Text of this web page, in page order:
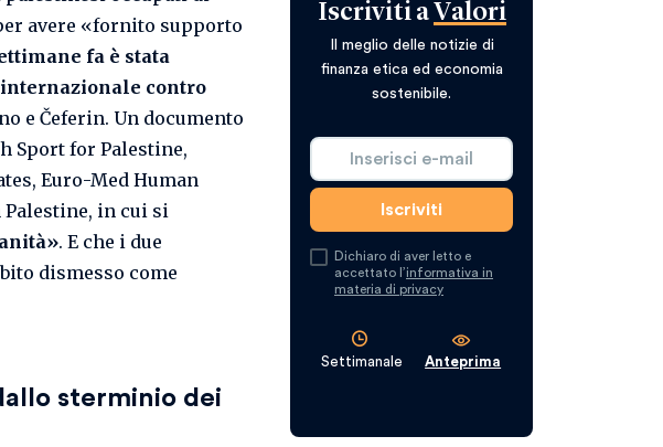
Iscriviti a Valori
Il meglio delle notizie di
finanza etica ed economia
sostenibile.
Dichiaro di aver letto e
accettato l’informativa in
materia di privacy
Settimanale Anteprima
avere «fornito supporto
fa è stata
contro
e Čeferin. Un documento
Sport for Palestine,
Euro-Med Human
in cui si
. E che i due
dismesso come
sterminio dei